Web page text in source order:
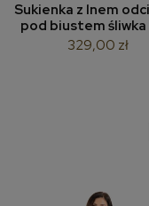
Sukienka z lnem
pod biustem
329,00 zł